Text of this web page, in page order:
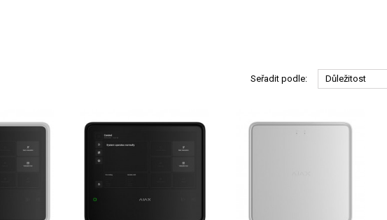
Seřadit podle: Důležitost